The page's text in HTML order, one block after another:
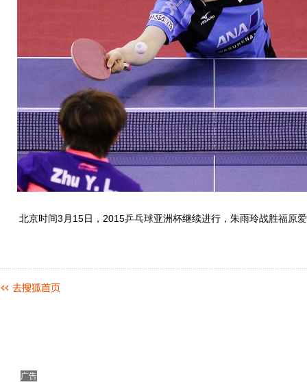
北京时间3月15日，2015乒乓球亚洲杯继续进行，朱雨玲战胜福原爱
广告